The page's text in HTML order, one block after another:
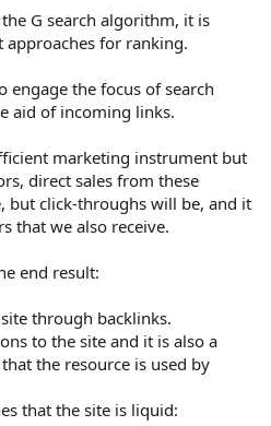
G search algorithm, it is
approaches for ranking.
engage the focus of search
aid of incoming links.
marketing instrument but
direct sales from these
but click-throughs will be, and it
that we also receive.
end result:
through backlinks.
to the site and it is also a
the resource is used by
that the site is liquid: